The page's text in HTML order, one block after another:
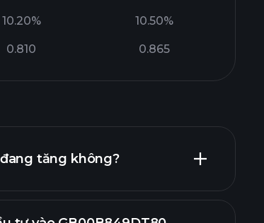
10.20% 10.50%
0.810 0.865
tăng không?